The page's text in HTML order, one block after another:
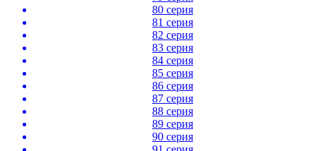
80 серия
81 серия
82 серия
83 серия
84 серия
85 серия
86 серия
87 серия
88 серия
89 серия
90 серия